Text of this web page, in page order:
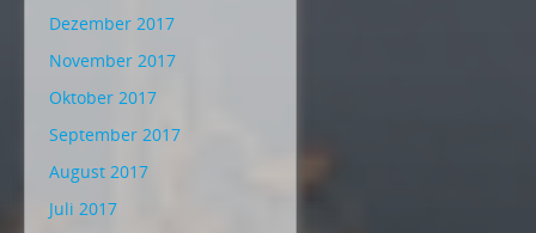
Dezember 2017
November 2017
Oktober 2017
September 2017
August 2017
Juli 2017